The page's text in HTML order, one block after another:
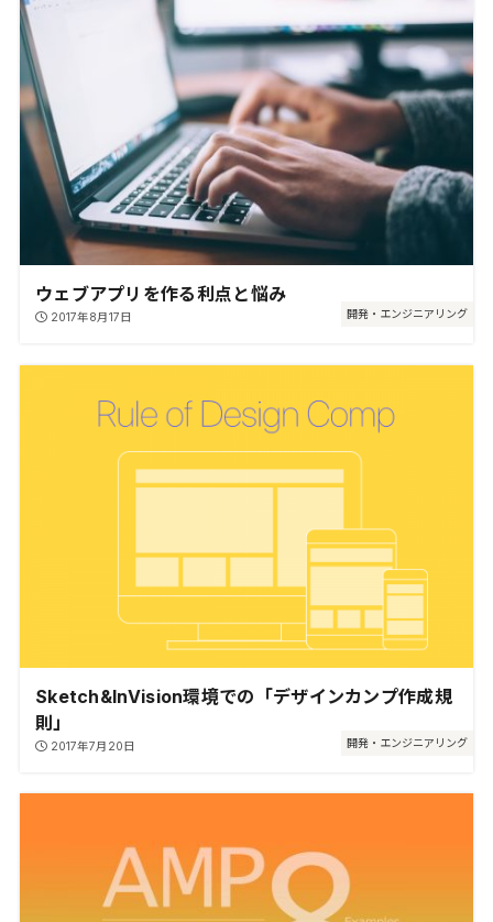
開発・エンジニアリング
ウェブアプリを作る利点と悩み
2017年8月17日
開発・エンジニアリング
Sketch&InVision環境での「デザインカンプ作成規
則」
2017年7月20日